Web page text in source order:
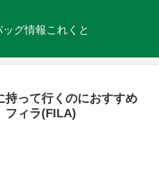
ッグ情報これくと
持って行くのにおすすめ
フィラ(FILA)